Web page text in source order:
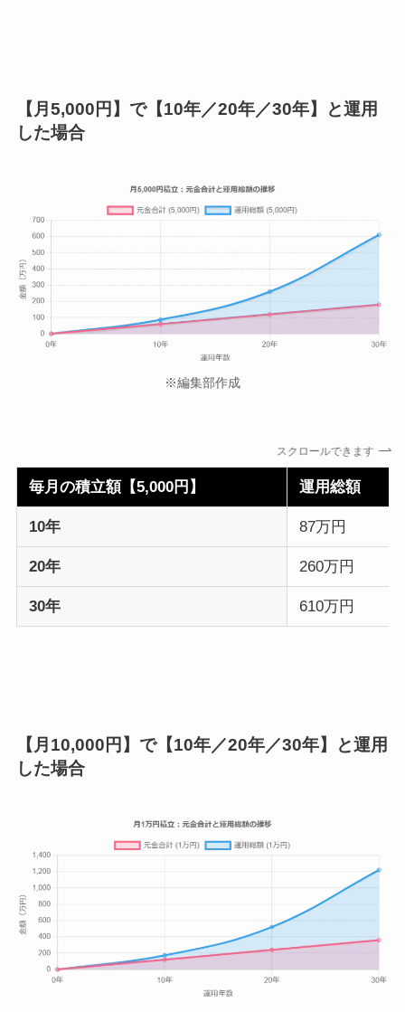
【月5,000円】で【10年／20年／30年】と運用
した場合
※編集部作成
スクロールできます
毎月の積立額【5,000円】 運用総額
10年 87万円
20年 260万円
30年 610万円
【月10,000円】で【10年／20年／30年】と運用
した場合